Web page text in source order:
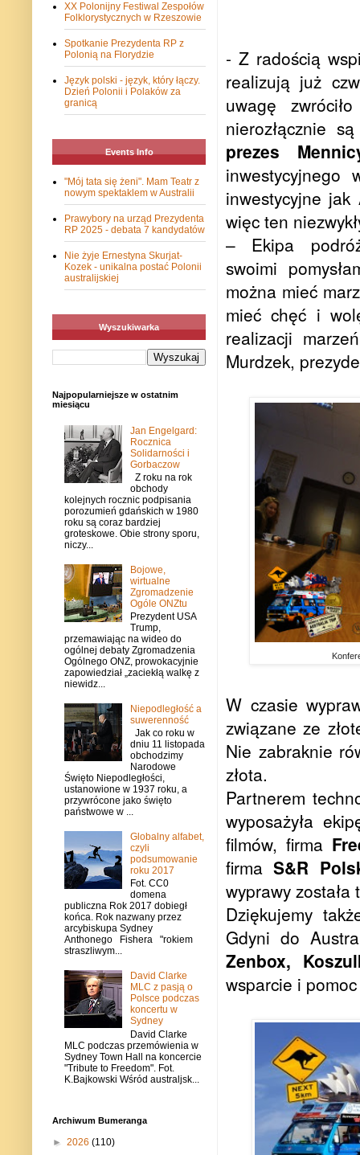
- Z radością
realizują już
uwagę
nierozłącznie
prezes
inwestycyjne jak
więc ten
– Ekipa
swoimi
można mieć
mieć chęć i
realizacji
Murdzek,
W czasie
związane ze
Nie zabraknie
złota.
Partnerem
wyposażyła
filmów, firma
firmaS&R
wyprawy
Dziękujemy
Gdyni do
Zenbox,
wsparcie i
XX Polonijny Festiwal Zespołów
Folklorystycznych w Rzeszowie
Spotkanie Prezydenta RP z
Polonią na Florydzie
Język polski - język, który łączy.
Dzień Polonii i Polaków za
granicą
Events Info
"Mój tata się żeni". Mam Teatr z
nowym spektaklem w Australii
Prawybory na urząd Prezydenta
RP 2025 - debata 7 kandydatów
Nie żyje Ernestyna Skurjat-
Kozek - unikalna postać Polonii
australijskiej
Wyszukiwarka
Najpopularniejsze w ostatnim
miesiącu
Jan Engelgard:
Rocznica
Solidarności i
Gorbaczow
Z roku na rok
obchody
kolejnych rocznic podpisania
porozumień gdańskich w 1980
roku są coraz bardziej
groteskowe. Obie strony sporu,
niczy...
Bojowe,
wirtualne
Zgromadzenie
Ogóle ONZtu
Prezydent USA
Trump,
przemawiając na wideo do
ogólnej debaty Zgromadzenia
Ogólnego ONZ, prowokacyjnie
zapowiedział „zaciekłą walkę z
niewidz...
Niepodległość a
suwerenność
Jak co roku w
dniu 11 listopada
obchodzimy
Narodowe
Święto Niepodległości,
ustanowione w 1937 roku, a
przywrócone jako święto
państwowe w ...
Globalny alfabet,
czyli
podsumowanie
roku 2017
Fot. CC0
domena
publiczna Rok 2017 dobiegł
końca. Rok nazwany przez
arcybiskupa Sydney
Anthonego Fishera "rokiem
straszliwym...
David Clarke
MLC z pasją o
Polsce podczas
koncertu w
Sydney
David Clarke
MLC podczas przemówienia w
Sydney Town Hall na koncercie
"Tribute to Freedom". Fot.
K.Bajkowski Wśród australjsk...
Archiwum Bumeranga
► 2026 (110)